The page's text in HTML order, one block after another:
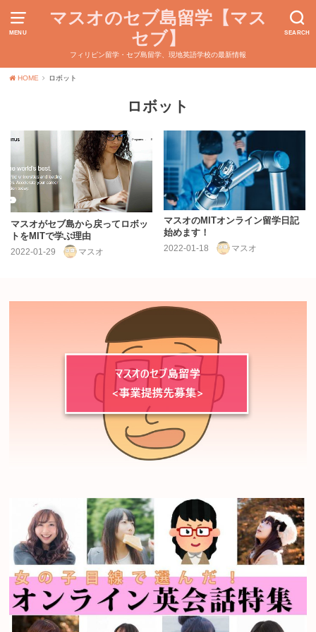
MENU SEARCH
マスオのセブ島留学【マス
セブ】
フィリピン留学・セブ島留学、現地英語学校の最新情報
HOME ロボット
ロボット
マスオがセブ島から戻ってロボッ
トをMITで学ぶ理由
2022-01-29 マスオ
マスオのMITオンライン留学日記
始めます！
2022-01-18 マスオ